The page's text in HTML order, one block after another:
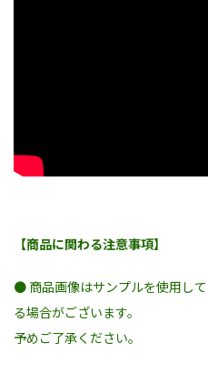
【商品に関わる注意事項】
● 商品画像はサンプルを使用し
る場合がございます。
予めご了承ください。